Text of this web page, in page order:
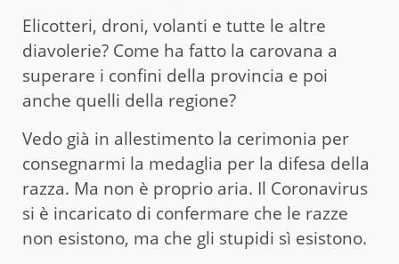
Elicotteri, droni, volanti e tutte le altre
diavolerie? Come ha fatto la carovana a
superare i confini della provincia e poi
anche quelli della regione?
Vedo già in allestimento la cerimonia per
consegnarmi la medaglia per la difesa della
razza. Ma non è proprio aria. Il Coronavirus
si è incaricato di confermare che le razze
non esistono, ma che gli stupidi sì esistono.